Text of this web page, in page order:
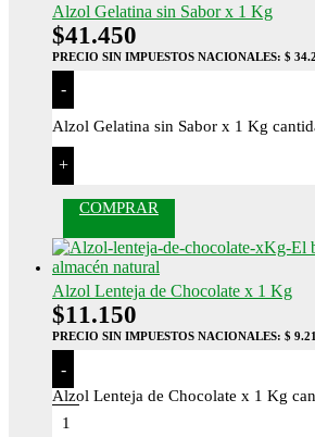
Alzol Gelatina sin Sabor x 1 Kg
$41.450
PRECIO SIN IMPUESTOS NACIONALES: $
-
Alzol Gelatina sin Sabor x 1 Kg
+
COMPRAR
Alzol Lenteja de Chocolate x 1 Kg
$11.150
PRECIO SIN IMPUESTOS NACIONALES: $
-
Alzol Lenteja de Chocolate x 1 Kg